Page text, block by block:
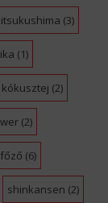
itsukushima (3)
(1)
kókusztej (2)
(2)
(6)
shinkansen (2)